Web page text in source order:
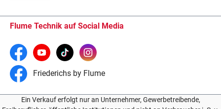
Flume Technik auf Social Media
Friederichs by Flume
Ein Verkauf erfolgt nur an Unternehmer, Gewerbetreibende,